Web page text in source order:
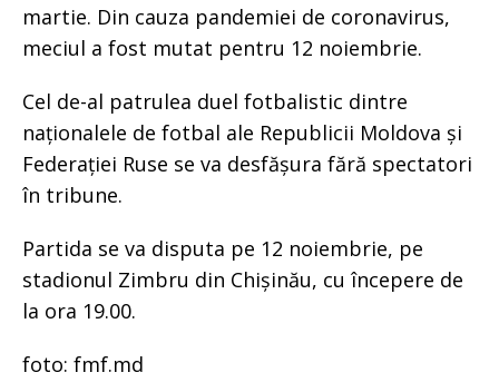
martie. Din cauza pandemiei de coronavirus,
meciul a fost mutat pentru 12 noiembrie.
Cel de-al patrulea duel fotbalistic dintre
naționalele de fotbal ale Republicii Moldova și
Federației Ruse se va desfășura fără spectatori
în tribune.
Partida se va disputa pe 12 noiembrie, pe
stadionul Zimbru din Chișinău, cu începere de
la ora 19.00.
foto: fmf.md